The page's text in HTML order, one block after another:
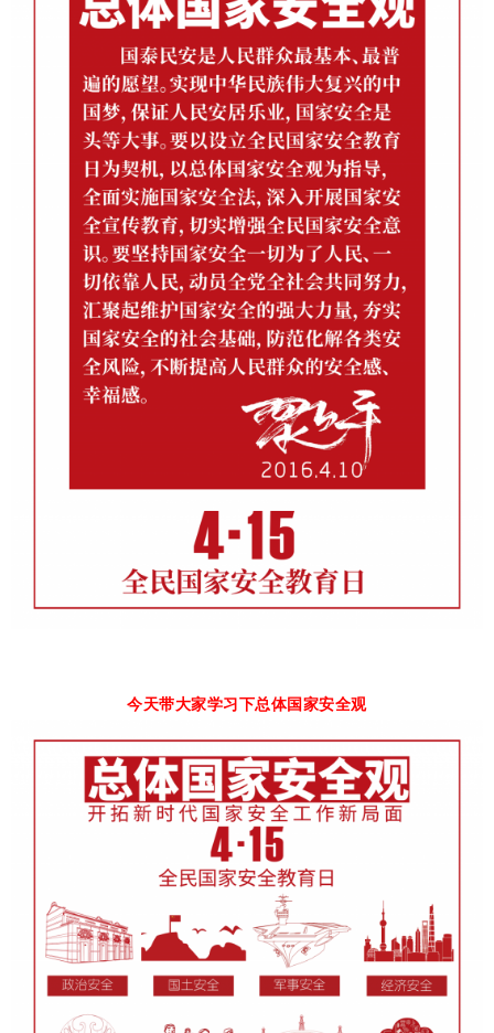
今天带大家学习下总体国家安全观